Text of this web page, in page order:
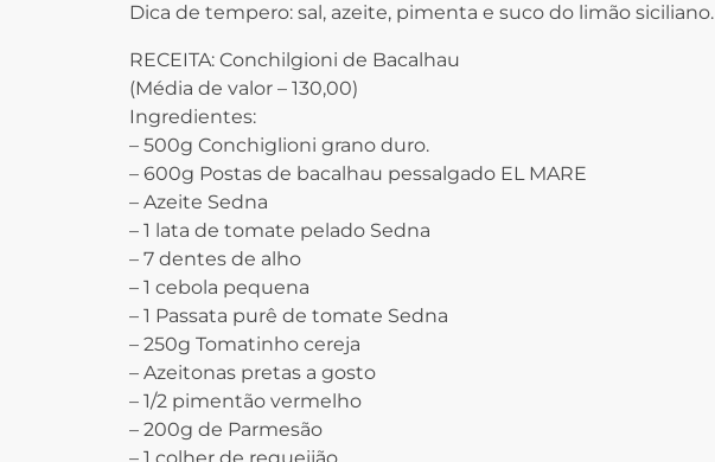
Dica de tempero: sal, azeite, pimenta e suco do limão siciliano.
RECEITA: Conchilgioni de Bacalhau
(Média de valor – 130,00)
Ingredientes:
– 500g Conchiglioni grano duro.
– 600g Postas de bacalhau pessalgado EL MARE
– Azeite Sedna
– 1 lata de tomate pelado Sedna
– 7 dentes de alho
– 1 cebola pequena
– 1 Passata purê de tomate Sedna
– 250g Tomatinho cereja
– Azeitonas pretas a gosto
– 1/2 pimentão vermelho
– 200g de Parmesão